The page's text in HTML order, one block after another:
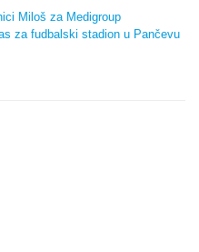
Miloš za Medigroup
za fudbalski stadion u Pančevu